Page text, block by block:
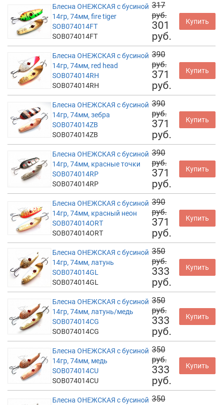
Блесна ОНЕЖСКАЯ с бусиной
14гр, 74мм, fire tiger
SOB074014FT
SOB074014FT
317
руб.
301
руб.
Купить
Блесна ОНЕЖСКАЯ с бусиной
14гр, 74мм, red head
SOB074014RH
SOB074014RH
390
руб.
371
руб.
Купить
Блесна ОНЕЖСКАЯ с бусиной
14гр, 74мм, зебра
SOB074014ZB
SOB074014ZB
390
руб.
371
руб.
Купить
Блесна ОНЕЖСКАЯ с бусиной
14гр, 74мм, красные точки
SOB074014RP
SOB074014RP
390
руб.
371
руб.
Купить
Блесна ОНЕЖСКАЯ с бусиной
14гр, 74мм, красный неон
SOB074014ORT
SOB074014ORT
390
руб.
371
руб.
Купить
Блесна ОНЕЖСКАЯ с бусиной
14гр, 74мм, латунь
SOB074014GL
SOB074014GL
350
руб.
333
руб.
Купить
Блесна ОНЕЖСКАЯ с бусиной
14гр, 74мм, латунь/медь
SOB074014CG
SOB074014CG
350
руб.
333
руб.
Купить
Блесна ОНЕЖСКАЯ с бусиной
14гр, 74мм, медь
SOB074014CU
SOB074014CU
350
руб.
333
руб.
Купить
Блесна ОНЕЖСКАЯ с бусиной 350